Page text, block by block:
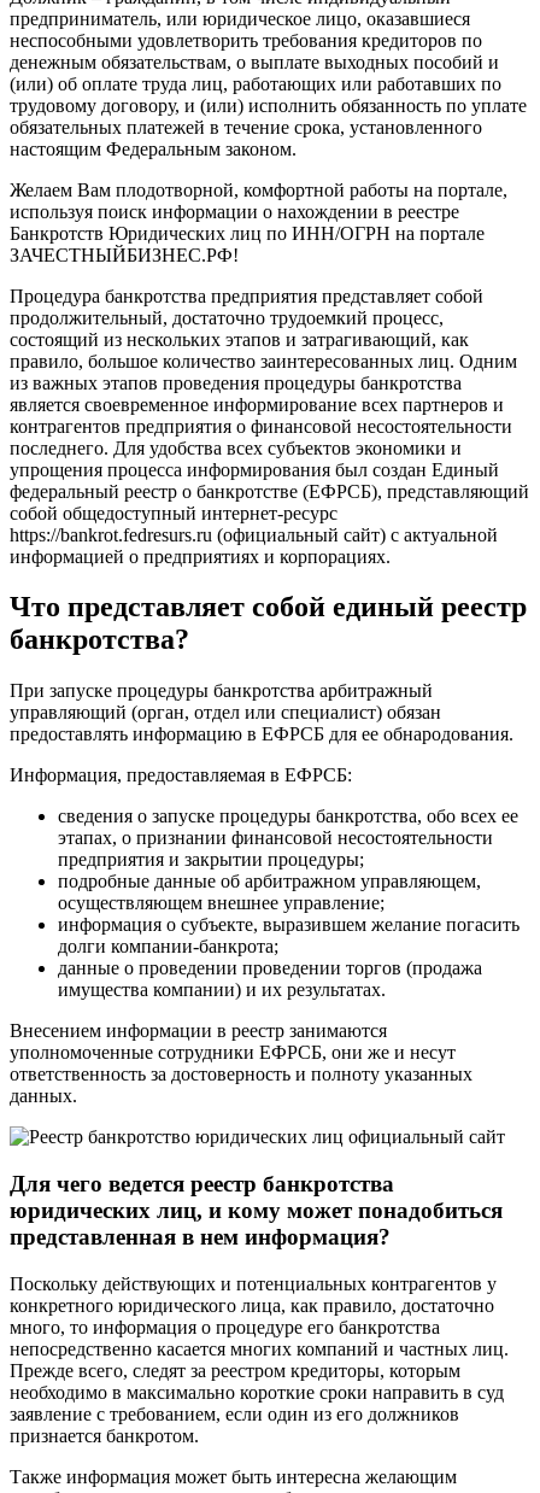
предприниматель, или юридическое лицо, оказавшиеся
неспособными удовлетворить требования кредиторов по
денежным обязательствам, о выплате выходных пособий и
(или) об оплате труда лиц, работающих или работавших по
трудовому договору, и (или) исполнить обязанность по уплате
обязательных платежей в течение срока, установленного
настоящим Федеральным законом.
Желаем Вам плодотворной, комфортной работы на портале,
используя поиск информации о нахождении в реестре
Банкротств Юридических лиц по ИНН/ОГРН на портале
ЗАЧЕСТНЫЙБИЗНЕС.РФ!
Процедура банкротства предприятия представляет собой
продолжительный, достаточно трудоемкий процесс,
состоящий из нескольких этапов и затрагивающий, как
правило, большое количество заинтересованных лиц. Одним
из важных этапов проведения процедуры банкротства
является своевременное информирование всех партнеров и
контрагентов предприятия о финансовой несостоятельности
последнего. Для удобства всех субъектов экономики и
упрощения процесса информирования был создан Единый
федеральный реестр о банкротстве (ЕФРСБ), представляющий
собой общедоступный интернет-ресурс
https://bankrot.fedresurs.ru (официальный сайт) с актуальной
информацией о предприятиях и корпорациях.
Что представляет собой единый реестр
банкротства?
При запуске процедуры банкротства арбитражный
управляющий (орган, отдел или специалист) обязан
предоставлять информацию в ЕФРСБ для ее обнародования.
Информация, предоставляемая в ЕФРСБ:
сведения о запуске процедуры банкротства, обо всех ее
этапах, о признании финансовой несостоятельности
предприятия и закрытии процедуры;
подробные данные об арбитражном управляющем,
осуществляющем внешнее управление;
информация о субъекте, выразившем желание погасить
долги компании-банкрота;
данные о проведении проведении торгов (продажа
имущества компании) и их результатах.
Внесением информации в реестр занимаются
уполномоченные сотрудники ЕФРСБ, они же и несут
ответственность за достоверность и полноту указанных
данных.
Для чего ведется реестр банкротства
юридических лиц, и кому может понадобиться
представленная в нем информация?
Поскольку действующих и потенциальных контрагентов у
конкретного юридического лица, как правило, достаточно
много, то информация о процедуре его банкротства
непосредственно касается многих компаний и частных лиц.
Прежде всего, следят за реестром кредиторы, которым
необходимо в максимально короткие сроки направить в суд
заявление с требованием, если один из его должников
признается банкротом.
Также информация может быть интересна желающим